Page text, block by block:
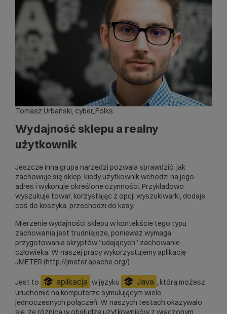
Tomasz Urbański, cyber_Folks
Wydajność sklepu a realny
użytkownik
Jeszcze inna grupa narzędzi pozwala sprawdzić, jak
zachowuje się sklep, kiedy użytkownik wchodzi na jego
adres i wykonuje określone czynności. Przykładowo
wyszukuje towar, korzystając z opcji wyszukiwarki, dodaje
coś do koszyka, przechodzi do kasy.
Mierzenie wydajności sklepu w kontekście tego typu
zachowania jest trudniejsze, ponieważ wymaga
przygotowania skryptów “udających” zachowanie
człowieka. W naszej pracy wykorzystujemy aplikację
JMETER (http://jmeter.apache.org/)
Jest to aplikacja w języku Java , którą możesz
uruchomić na komputerze symulującym wiele
jednoczesnych połączeń. W naszych testach okazywało